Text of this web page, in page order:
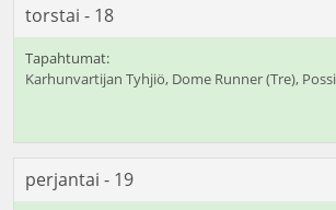
torstai - 18
Karhunvartijan Tyhjiö, Dome Runner (Tre),
perjantai - 19